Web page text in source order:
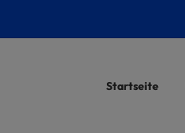
Startseite